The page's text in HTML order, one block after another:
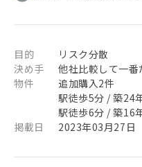
目的
リスク分散
決め手
他社比較して一番
物件
追加購入2件
駅徒歩5分 / 築24
駅徒歩6分 / 築16
掲載日
2023年03月27日